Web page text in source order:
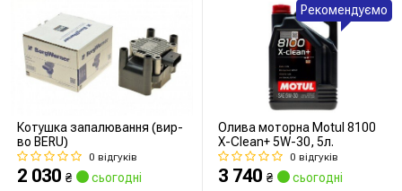
Котушка запалювання (вир-
во BERU)
0 відгуків
2 030 ₴ сьогодні
Олива моторна Motul 8100
X-Clean+ 5W-30, 5л.
0 відгуків
3 740 ₴ сьогодні
Рекомендуємо